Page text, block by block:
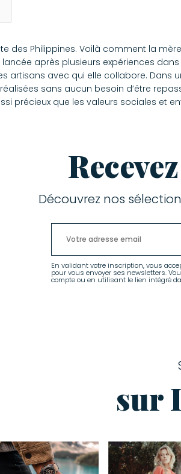
des Philippines. Voilà comment la
après plusieurs expériences
artisans avec qui elle collabore.
sans aucun besoin d’être
précieux que les valeurs sociales et
Découvrez nos
En validant votre inscription, vous
pour vous envoyer ses newsletters.
compte ou en utilisant le lien intégré
sur